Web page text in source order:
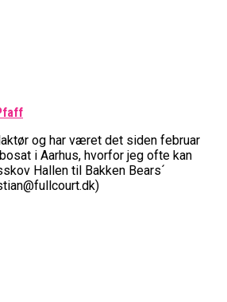
og har været det siden februar
i Aarhus, hvorfor jeg ofte kan
Hallen til Bakken Bears´